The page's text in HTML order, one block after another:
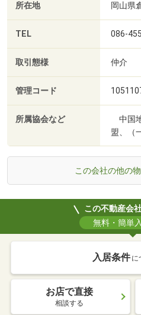
所在地 岡山県
TEL 086-
取引態様 仲介
管理コード
所属協会など
中国
盟、（
この会社の他の
この不動産会
無料・簡単
入居条件 に
お店で直接
相談する